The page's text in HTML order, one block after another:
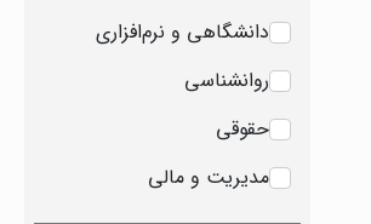
دانشگاهی و نرم‌افزاری
روانشناسی
حقوقی
مدیریت و مالی